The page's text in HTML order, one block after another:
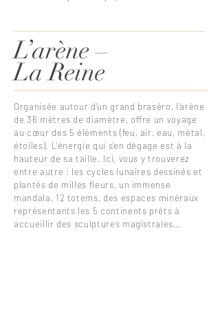
L’arène –
La Reine
Organisée autour d’un grand braséro, l’arène
de 36 mètres de diamètre, offre un voyage
au cœur des 5 éléments (feu, air, eau, métal,
étoiles). L’énergie qui s’en dégage est à la
hauteur de sa taille. Ici, vous y trouverez
entre autre : les cycles lunaires dessinés et
plantés de milles fleurs, un immense
mandala, 12 totems, des espaces minéraux
représentants les 5 continents prêts à
accueillir des sculptures magistrales…